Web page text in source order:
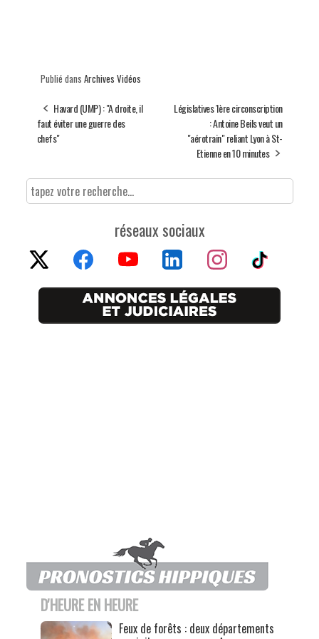
Publié dans Archives Vidéos
Havard (UMP) : "A droite, il
faut éviter une guerre des
chefs"
Législatives 1ère circonscription
: Antoine Beils veut un
"aérotrain" reliant Lyon à St-
Etienne en 10 minutes
réseaux sociaux
D'HEURE EN HEURE
Feux de forêts : deux départements